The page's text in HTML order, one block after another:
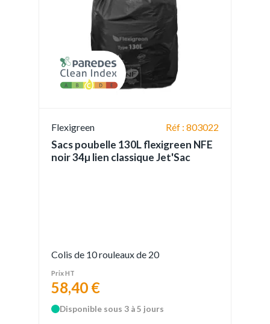
Flexigreen Réf : 803022
Sacs poubelle 130L flexigreen NFE
noir 34µ lien classique Jet'Sac
Colis de 10 rouleaux de 20
Prix HT
58,40 €
Disponible sous 3 à 5 jours